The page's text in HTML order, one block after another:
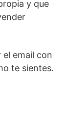
y que
el email con
te sientes.